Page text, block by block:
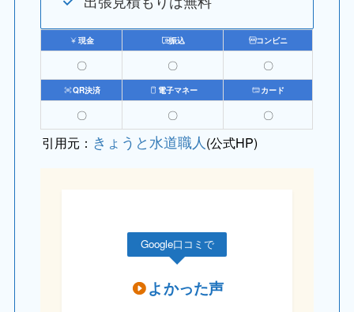
現金 振込 コンビニ
〇 〇 〇
QR決済 電子マネー カード
〇 〇 〇
引用元： きょうと水道職人 (公式HP)
Google口コミで
よかった声